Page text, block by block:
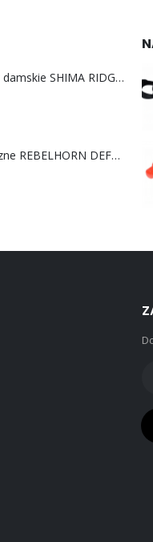
Spodnie jeansowe damskie SHIMA RIDGE LADY blue
Rękawice turystyczne REBELHORN DEFENDER black yellow fluo